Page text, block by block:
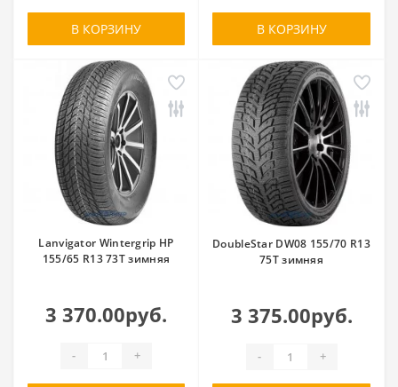
В КОРЗИНУ В КОРЗИНУ
Lanvigator Wintergrip HP
155/65 R13 73T зимняя
3 370.00руб.
- +
DoubleStar DW08 155/70 R13
75T зимняя
3 375.00руб.
- +